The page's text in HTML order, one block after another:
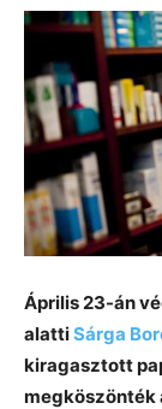
Április 23-án
alattiSárga
kiragasztott
megköszönték